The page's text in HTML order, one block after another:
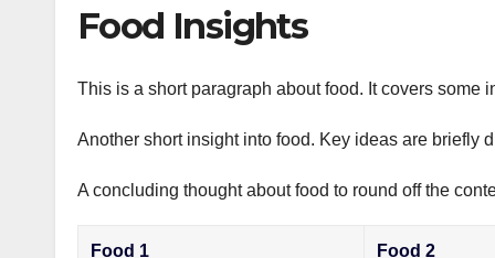
Food Insights
This is a short paragraph about food. It covers some
Another short insight into food. Key ideas are briefly
A concluding thought about food to round off the
Food 1 Food 2